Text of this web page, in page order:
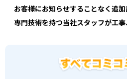
お客様にお知らせすることなく追加
専門技術を持つ当社スタッフが工事